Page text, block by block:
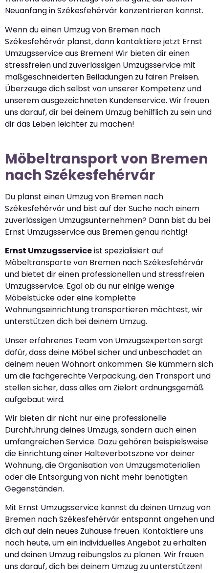
Neuanfang in Székesfehérvár konzentrieren kannst.
Wenn du einen Umzug von Bremen nach
Székesfehérvár planst, dann kontaktiere jetzt Ernst
Umzugsservice aus Bremen! Wir bieten dir einen
stressfreien und zuverlässigen Umzugsservice mit
maßgeschneiderten Beiladungen zu fairen Preisen.
Überzeuge dich selbst von unserer Kompetenz und
unserem ausgezeichneten Kundenservice. Wir freuen
uns darauf, dir bei deinem Umzug behilflich zu sein und
dir das Leben leichter zu machen!
Möbeltransport von Bremen
nach Székesfehérvár
Du planst einen Umzug von Bremen nach
Székesfehérvár und bist auf der Suche nach einem
zuverlässigen Umzugsunternehmen? Dann bist du bei
Ernst Umzugsservice aus Bremen genau richtig!
Ernst Umzugsserviceist spezialisiert auf
Möbeltransporte von Bremen nach Székesfehérvár
und bietet dir einen professionellen und stressfreien
Umzugsservice. Egal ob du nur einige wenige
Möbelstücke oder eine komplette
Wohnungseinrichtung transportieren möchtest, wir
unterstützen dich bei deinem Umzug.
Unser erfahrenes Team von Umzugsexperten sorgt
dafür, dass deine Möbel sicher und unbeschadet an
deinem neuen Wohnort ankommen. Sie kümmern sich
um die fachgerechte Verpackung, den Transport und
stellen sicher, dass alles am Zielort ordnungsgemäß
aufgebaut wird.
Wir bieten dir nicht nur eine professionelle
Durchführung deines Umzugs, sondern auch einen
umfangreichen Service. Dazu gehören beispielsweise
die Einrichtung einer Halteverbotszone vor deiner
Wohnung, die Organisation von Umzugsmaterialien
oder die Entsorgung von nicht mehr benötigten
Gegenständen.
Mit Ernst Umzugsservice kannst du deinen Umzug von
Bremen nach Székesfehérvár entspannt angehen und
dich auf dein neues Zuhause freuen. Kontaktiere uns
noch heute, um ein individuelles Angebot zu erhalten
und deinen Umzug reibungslos zu planen. Wir freuen
uns darauf, dich bei deinem Umzug zu unterstützen!